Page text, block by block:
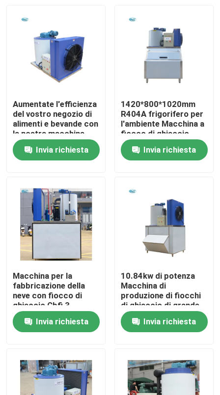
Casa.
Prodotti
Su di noi
Visita alla fabbrica
Contattaci
Chiedi un preventivo
Macchine per ghiaccio a tubo
macchine per il ghiaccio a grandi cubi
Aumentate l'efficienza
del vostro negozio di
alimenti e bevande con
la nostra macchina
per ghiaccio a fiocchi
industriale in Marocco
Invia richiesta
1420*800*1020mm
R404A frigorifero per
l'ambiente Macchina a
fiocco di ghiaccio
500kg Macchina a
fiocco di ghiaccio
direttamente
Invia richiesta
Macchina per la
fabbricazione della
neve con fiocco di
ghiaccio Cbfi 3
tonnellate di ghiaccio
1830*1635*2600MM
10,84kw
Invia richiesta
10.84kw di potenza
Macchina di
produzione di fiocchi
di ghiaccio di grande
capacità 3 tonnellate
controllo automatico
Invia richiesta